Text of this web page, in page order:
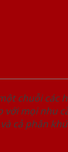
chuỗi các
mọi nhu
cả phân